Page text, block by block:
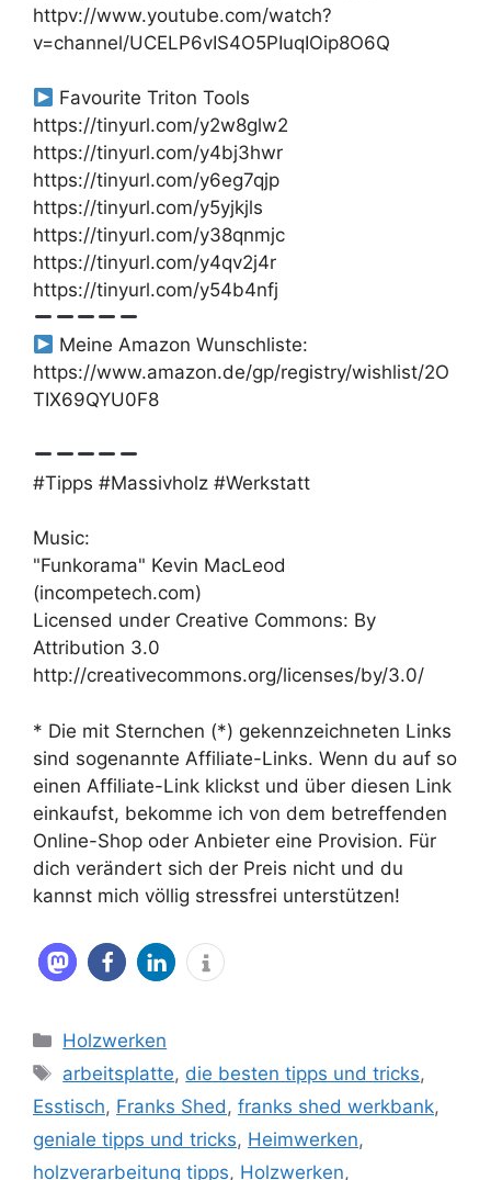
httpv://www.youtube.com/watch?
v=channel/UCELP6vIS4O5PIuqIOip8O6Q
Favourite Triton Tools
https://tinyurl.com/y2w8glw2
https://tinyurl.com/y4bj3hwr
https://tinyurl.com/y6eg7qjp
https://tinyurl.com/y5yjkjls
https://tinyurl.com/y38qnmjc
https://tinyurl.com/y4qv2j4r
https://tinyurl.com/y54b4nfj
Meine Amazon Wunschliste:
https://www.amazon.de/gp/registry/wishlist/2O
TIX69QYU0F8
#Tipps #Massivholz #Werkstatt
Music:
"Funkorama" Kevin MacLeod
(incompetech.com)
Licensed under Creative Commons: By
Attribution 3.0
http://creativecommons.org/licenses/by/3.0/
* Die mit Sternchen (*) gekennzeichneten Links
sind sogenannte Affiliate-Links. Wenn du auf so
einen Affiliate-Link klickst und über diesen Link
einkaufst, bekomme ich von dem betreffenden
Online-Shop oder Anbieter eine Provision. Für
dich verändert sich der Preis nicht und du
kannst mich völlig stressfrei unterstützen!
Kategorien
Holzwerken
Schlagwörter
arbeitsplatte, die besten tipps und tricks,
Esstisch, Franks Shed, franks shed werkbank,
geniale tipps und tricks, Heimwerken,
holzverarbeitung tipps, Holzwerken,